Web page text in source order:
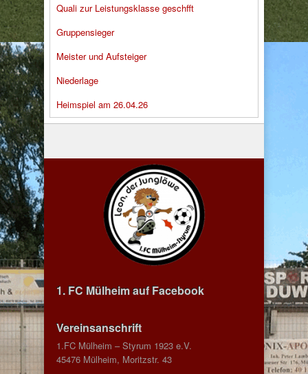
Quali zur Leistungsklasse geschfft
Gruppensieger
Meister und Aufsteiger
Niederlage
Heimspiel am 26.04.26
1. FC Mülheim auf Facebook
Vereinsanschrift
1.FC Mülheim – Styrum 1923 e.V.
45476 Mülheim, Moritzstr. 43